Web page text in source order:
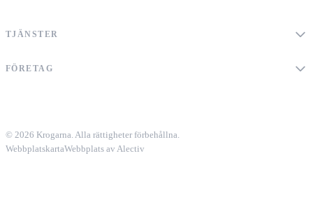
TJÄNSTER
FÖRETAG
© 2026 Krogarna. Alla rättigheter förbehållna.
WebbplatskartaWebbplats av Alectiv